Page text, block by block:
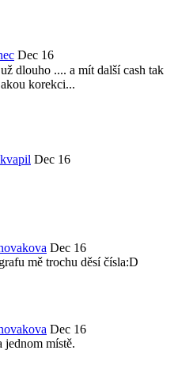
Dec 16
dlouho .... a mít další cash tak
korekci...
Dec 16
Dec 16
mě trochu děsí čísla:D
Dec 16
jednom místě.